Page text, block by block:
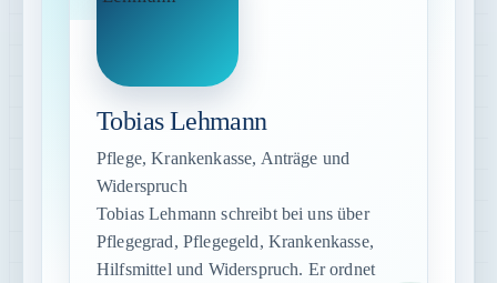
Tobias Lehmann
Pflege, Krankenkasse, Anträge und
Widerspruch
Tobias Lehmann schreibt bei uns über
Pflegegrad, Pflegegeld, Krankenkasse,
Hilfsmittel und Widerspruch. Er ordnet